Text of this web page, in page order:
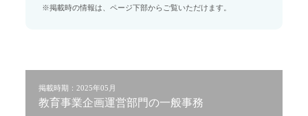
※掲載時の情報は、ページ下部からご覧いただけます。
掲載時期：2025年05月
教育事業企画運営部門の一般事務